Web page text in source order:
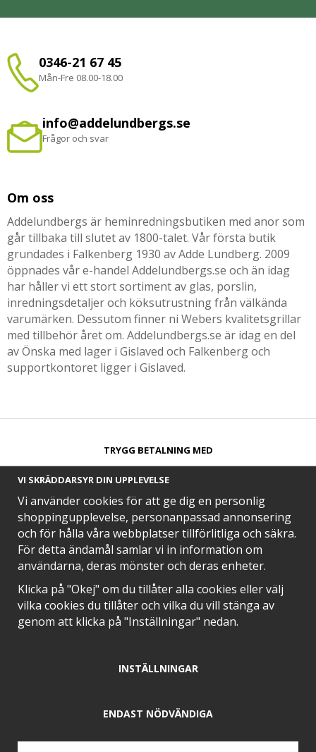
0346-21 67 45
Mån-Fre 08.00-18.00
info@addelundbergs.se
Frågor och svar
Om oss
Addelundbergs är heminredningsbutiken med anor som
går tillbaka till slutet av 1800-talet. Vår första butik
grundades i Falkenberg 1930 av Adde Lundberg. 2009
öppnades vår e-handel Addelundbergs.se och än idag
har håller vi ett stort sortiment av glas, porslin,
inredningsdetaljer och köksutrustning från välkända
varumärken. Dessutom finner ni Webers kvalitetsgrillar
med tillbehör året om. Addelundbergs.se är idag en del
av Önska med lager i Gislaved och Falkenberg och
supportkontoret ligger i Gislaved.
TRYGG BETALNING MED​
SNABB LEVERANS MED
EN DEL AV
VI SKRÄDDARSYR DIN UPPLEVELSE
Vi använder cookies för att ge dig en personlig
shoppingupplevelse, personanpassad annonsering
och för hålla våra webbplatser tillförlitliga och säkra.
För detta ändamål samlar vi in information om
användarna, deras mönster och deras enheter.
Klicka på "Okej" om du tillåter alla cookies eller välj
vilka cookies du tillåter och vilka du vill stänga av
genom att klicka på "Inställningar" nedan.
INSTÄLLNINGAR
ENDAST NÖDVÄNDIGA